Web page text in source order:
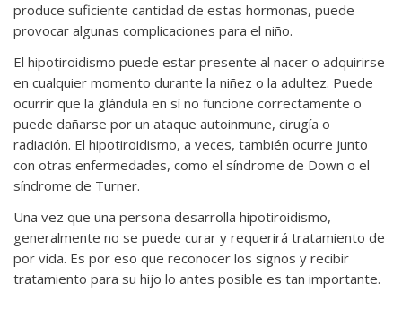
produce suficiente cantidad de estas hormonas, puede
provocar algunas complicaciones para el niño.
El hipotiroidismo puede estar presente al nacer o adquirirse
en cualquier momento durante la niñez o la adultez. Puede
ocurrir que la glándula en sí no funcione correctamente o
puede dañarse por un ataque autoinmune, cirugía o
radiación. El hipotiroidismo, a veces, también ocurre junto
con otras enfermedades, como el síndrome de Down o el
síndrome de Turner.
Una vez que una persona desarrolla hipotiroidismo,
generalmente no se puede curar y requerirá tratamiento de
por vida. Es por eso que reconocer los signos y recibir
tratamiento para su hijo lo antes posible es tan importante.